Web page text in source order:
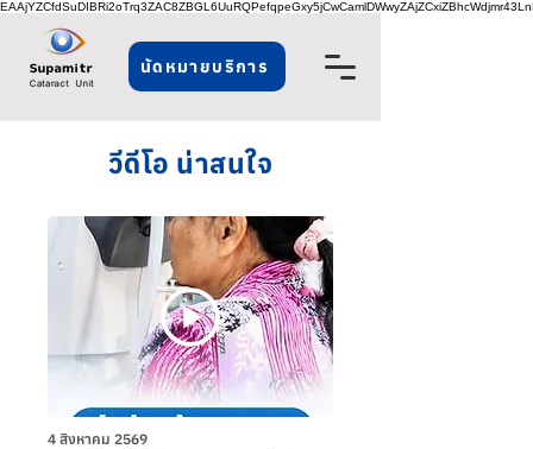
นัดหมายบริการ
วีดีโอ น่าสนใจ
4 สิงหาคม 2569